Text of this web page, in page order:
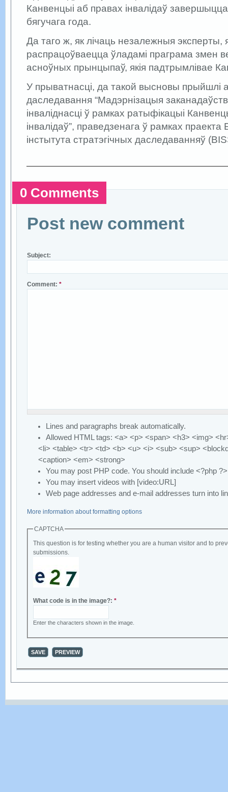
Канвенцыі аб правах інвалідаў
бягучага года.
Да таго ж, як лічаць незалежныя эксперты,
распрацоўваецца ўладамі праграма змен
асноўных прынцыпаў, якія падтрымлівае
У прыватнасці, да такой высновы прыйшлі
даследавання “Мадэрнізацыя
інваліднасці ў рамках ратыфікацыі
інвалідаў”, праведзенага ў рамках праекта
інстытута стратэгічных даследаванняў
0 Comments
Post new comment
Subject:
Comment: *
Lines and paragraphs break automatically.
Allowed HTML tags: <a> <p> <span> <h3> <img>
<li> <table> <tr> <td> <b> <u> <i> <sub> <sup>
<caption> <em> <strong>
You may post PHP code. You should include <?php
You may insert videos with [video:URL]
Web page addresses and e-mail addresses turn into
More information about formatting options
CAPTCHA
This question is for testing whether you are a human visitor and to
submissions.
What code is in the image?: *
Enter the characters shown in the image.